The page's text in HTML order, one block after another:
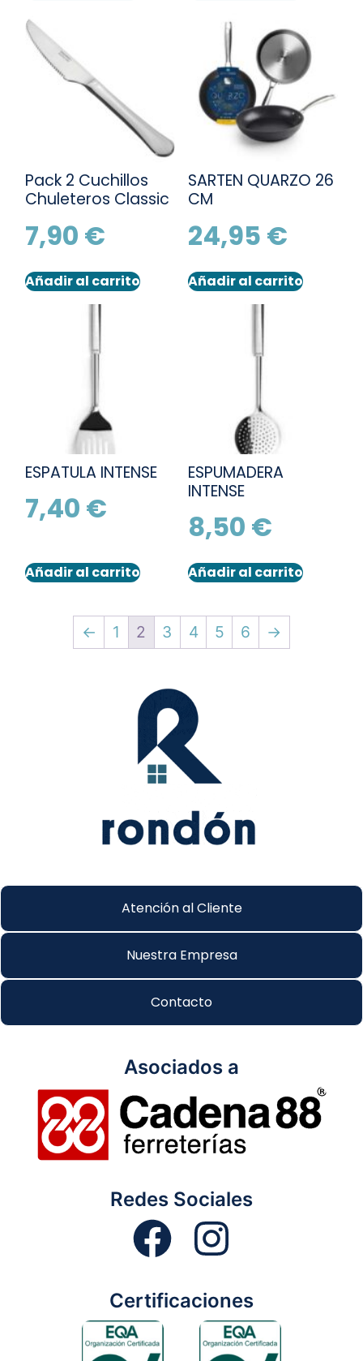
Pack 2 Cuchillos
Chuleteros Classic
7,90 €
Añadir al carrito
SARTEN QUARZO 26
CM
24,95 €
Añadir al carrito
ESPATULA INTENSE
7,40 €
Añadir al carrito
ESPUMADERA
INTENSE
8,50 €
Añadir al carrito
← 1 2 3 4 5 6 →
Atención al Cliente
Nuestra Empresa
Contacto
Asociados a
Redes Sociales
Certificaciones